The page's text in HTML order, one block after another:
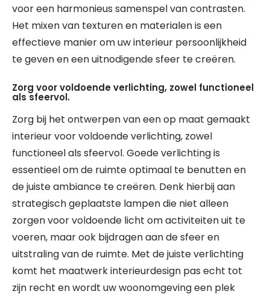
voor een harmonieus samenspel van contrasten.
Het mixen van texturen en materialen is een
effectieve manier om uw interieur persoonlijkheid
te geven en een uitnodigende sfeer te creëren.
Zorg voor voldoende verlichting, zowel functioneel
als sfeervol.
Zorg bij het ontwerpen van een op maat gemaakt
interieur voor voldoende verlichting, zowel
functioneel als sfeervol. Goede verlichting is
essentieel om de ruimte optimaal te benutten en
de juiste ambiance te creëren. Denk hierbij aan
strategisch geplaatste lampen die niet alleen
zorgen voor voldoende licht om activiteiten uit te
voeren, maar ook bijdragen aan de sfeer en
uitstraling van de ruimte. Met de juiste verlichting
komt het maatwerk interieurdesign pas echt tot
zijn recht en wordt uw woonomgeving een plek